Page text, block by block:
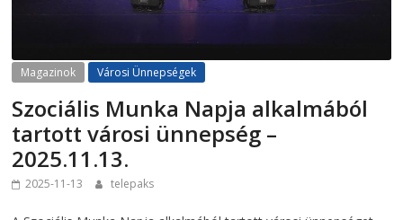
Magazinok Városi Ünnepségek
Szociális Munka Napja alkalmából
tartott városi ünnepség –
2025.11.13.
2025-11-13 telepaks